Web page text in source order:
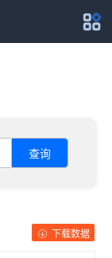
查询
下载数据